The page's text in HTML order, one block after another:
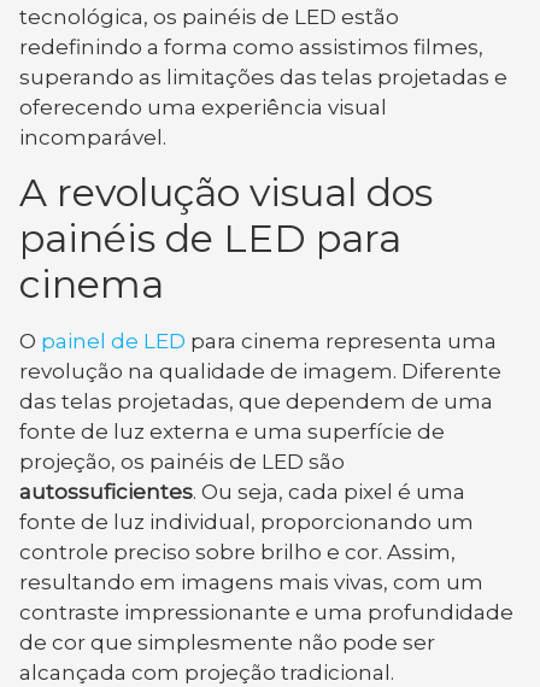
tecnológica, os painéis de LED estão
redefinindo a forma como assistimos filmes,
superando as limitações das telas projetadas e
oferecendo uma experiência visual
incomparável.
A revolução visual dos
painéis de LED para
cinema
O painel de LED para cinema representa uma
revolução na qualidade de imagem. Diferente
das telas projetadas, que dependem de uma
fonte de luz externa e uma superfície de
projeção, os painéis de LED são
autossuficientes. Ou seja, cada pixel é uma
fonte de luz individual, proporcionando um
controle preciso sobre brilho e cor. Assim,
resultando em imagens mais vivas, com um
contraste impressionante e uma profundidade
de cor que simplesmente não pode ser
alcançada com projeção tradicional.